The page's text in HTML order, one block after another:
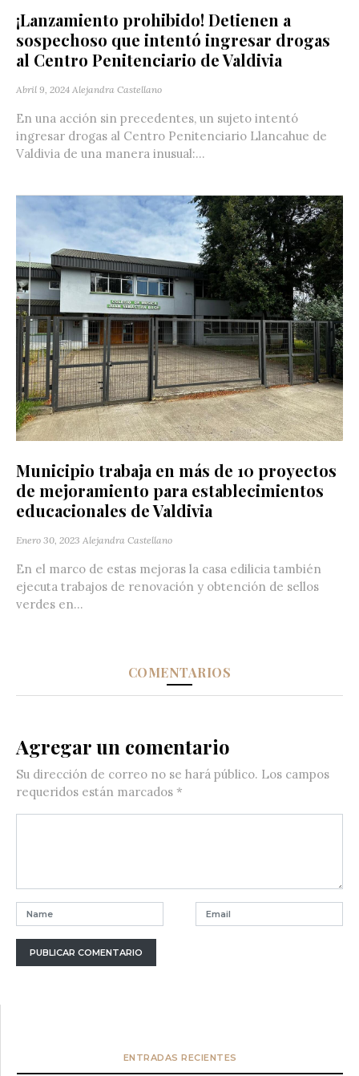
¡Lanzamiento prohibido! Detienen a
sospechoso que intentó ingresar drogas
al Centro Penitenciario de Valdivia
Abril 9, 2024 Alejandra Castellano
En una acción sin precedentes, un sujeto intentó
ingresar drogas al Centro Penitenciario Llancahue de
Valdivia de una manera inusual:...
Municipio trabaja en más de 10 proyectos
de mejoramiento para establecimientos
educacionales de Valdivia
Enero 30, 2023 Alejandra Castellano
En el marco de estas mejoras la casa edilicia también
ejecuta trabajos de renovación y obtención de sellos
verdes en...
COMENTARIOS
Agregar un comentario
Su dirección de correo no se hará público. Los campos
requeridos están marcados *
ENTRADAS RECIENTES